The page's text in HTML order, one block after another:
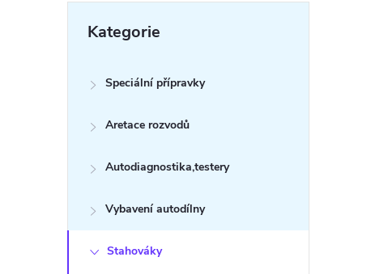
a
kategorie
Kategorie
Speciální přípravky
Aretace rozvodů
Autodiagnostika,testery
Vybavení autodílny
Stahováky